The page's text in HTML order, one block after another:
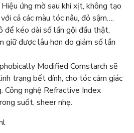
ứng mờ sau khi xịt, không tạo
cả các màu tóc nâu, đỏ sậm….
để kéo dài số lần gội đầu thật,
giữ được lâu hơn do giảm số lần
Modified Cornstarch sẽ
trạng bết dính, cho tóc cảm giác
Công nghệ Refractive Index
suốt, sheer nhẹ.